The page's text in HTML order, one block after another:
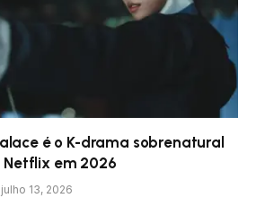
é o K-drama sobrenatural
em 2026
julho 13, 2026